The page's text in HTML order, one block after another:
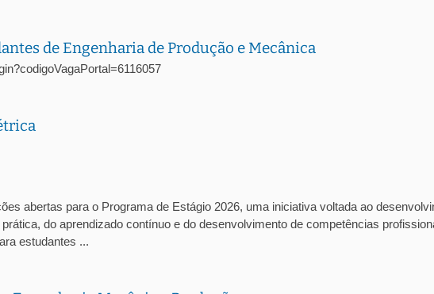
de Engenharia de Produção e Mecânica
abertas para o Programa de Estágio 2026, uma iniciativa voltada ao
do aprendizado contínuo e do desenvolvimento de competências
estudantes ...